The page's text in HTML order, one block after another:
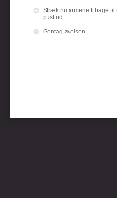
Stræk nu armene tilbage til
pust ud.
Gentag øvelsen...